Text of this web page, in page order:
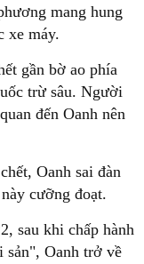
mang hung
xe máy.
gần bờ ao phía
trừ sâu. Người
đến Oanh nên
Oanh sai đàn
cưỡng đoạt.
sau khi chấp hành
sản", Oanh trở về